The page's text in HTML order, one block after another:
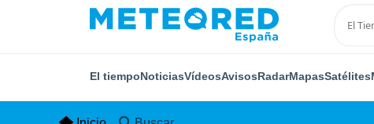
El tiempoNoticiasVídeosAvisosRadarMapasSatélites